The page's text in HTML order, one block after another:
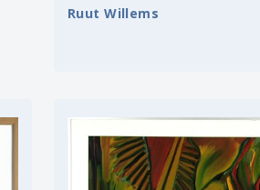
Ruut Willems